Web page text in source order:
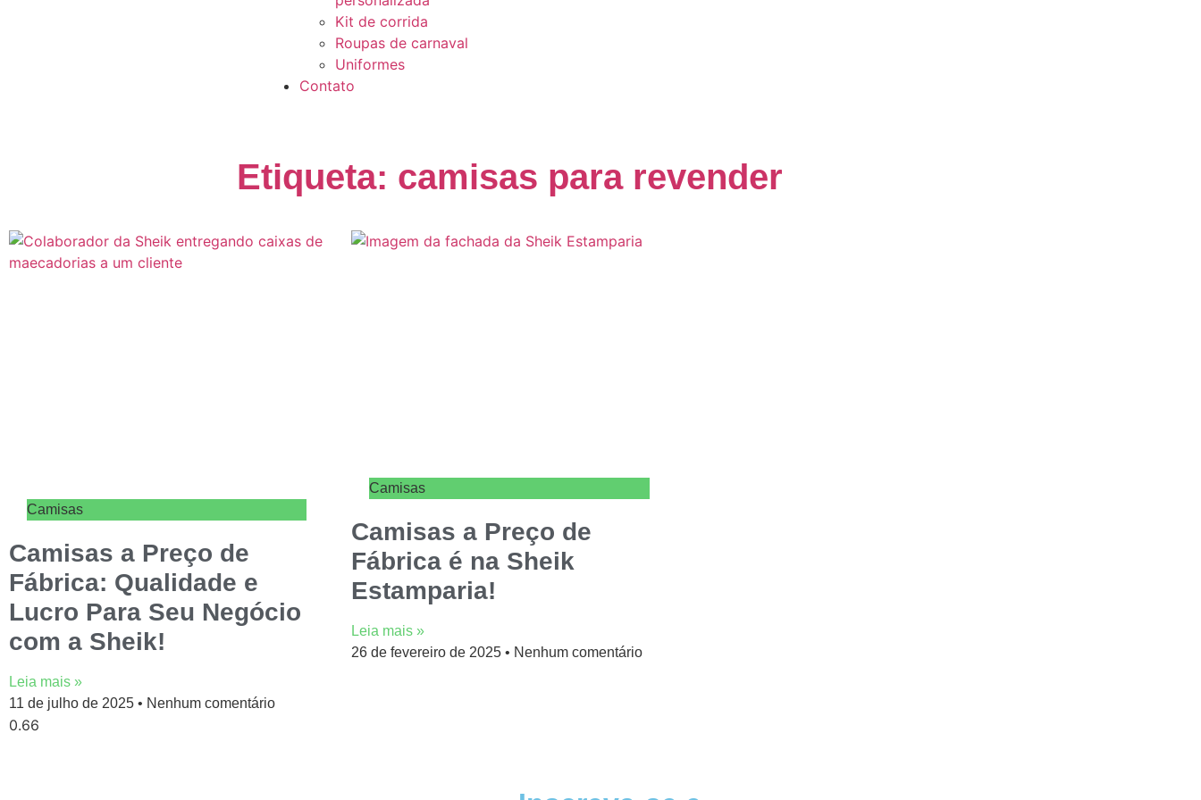
Kit de corrida
Roupas de carnaval
Uniformes
Contato
Etiqueta: camisas para revender
Camisas
Camisas a Preço de
Fábrica: Qualidade e
Lucro Para Seu Negócio
com a Sheik!
Leia mais »
11 de julho de 2025
Nenhum comentário
Camisas
Camisas a Preço de
Fábrica é na Sheik
Estamparia!
Leia mais »
26 de fevereiro de 2025
Nenhum comentário